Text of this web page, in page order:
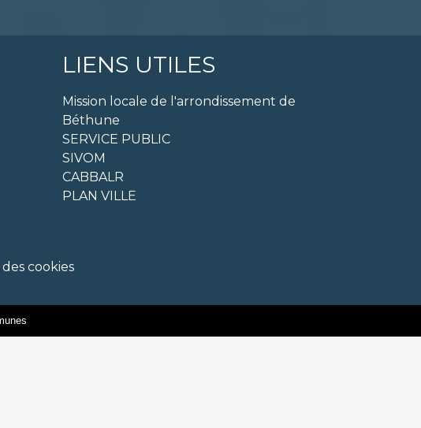
LIENS UTILES
Mission locale de l'arrondissement de
Béthune
SERVICE PUBLIC
SIVOM
CABBALR
PLAN VILLE
cookies